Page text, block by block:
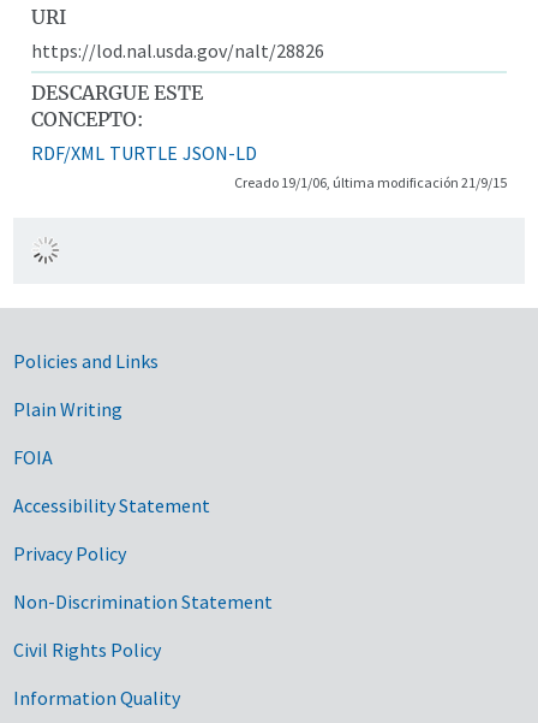
URI
https://lod.nal.usda.gov/nalt/28826
DESCARGUE ESTE
CONCEPTO:
RDF/XML TURTLE JSON-LD
Creado 19/1/06, última modificación 21/9/15
Government Links
Policies and Links
Plain Writing
FOIA
Accessibility Statement
Privacy Policy
Non-Discrimination Statement
Civil Rights Policy
Information Quality